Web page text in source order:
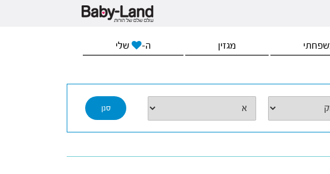
מגזין ה- שלי